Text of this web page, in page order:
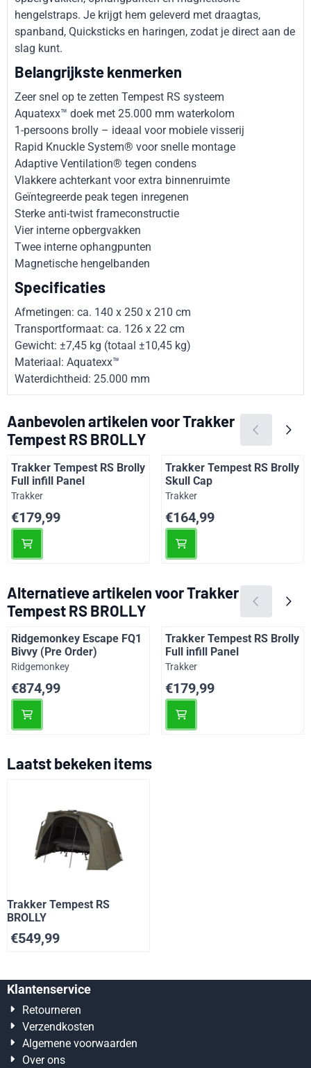
hengelstraps. Je krijgt hem geleverd met draagtas,
spanband, Quicksticks en haringen, zodat je direct aan de
slag kunt.
Belangrijkste kenmerken
Zeer snel op te zetten Tempest RS systeem
Aquatexx™ doek met 25.000 mm waterkolom
1-persoons brolly – ideaal voor mobiele visserij
Rapid Knuckle System® voor snelle montage
Adaptive Ventilation® tegen condens
Vlakkere achterkant voor extra binnenruimte
Geïntegreerde peak tegen inregenen
Sterke anti-twist frameconstructie
Vier interne opbergvakken
Twee interne ophangpunten
Magnetische hengelbanden
Specificaties
Afmetingen: ca. 140 x 250 x 210 cm
Transportformaat: ca. 126 x 22 cm
Gewicht: ±7,45 kg (totaal ±10,45 kg)
Materiaal: Aquatexx™
Waterdichtheid: 25.000 mm
Aanbevolen artikelen voorTrakker
Tempest RS BROLLY
Trakker Tempest RS Brolly
Full infill Panel
Merk:
Trakker
Prijs: 179,99
€179,99
Trakker Tempest RS Brolly
Skull Cap
Merk:
Trakker
Prijs: 164,99
€164,99
Alternatieve artikelen voorTrakker
Tempest RS BROLLY
Ridgemonkey Escape FQ1
Bivvy (Pre Order)
Merk:
Ridgemonkey
Prijs: 874,99
€874,99
Trakker Tempest RS Brolly
Full infill Panel
Merk:
Trakker
Prijs: 179,99
€179,99
Laatst bekeken items
Trakker Tempest RS
BROLLY
€549,99
Klantenservice
Retourneren
Verzendkosten
Algemene voorwaarden
Over ons